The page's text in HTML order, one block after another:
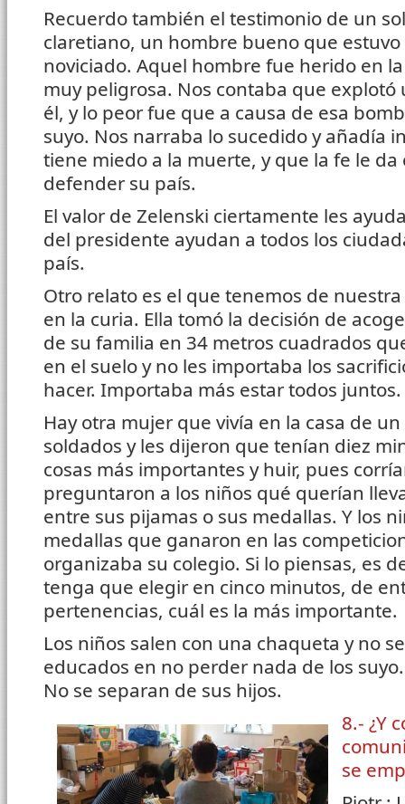
Recuerdo también el testimonio de un
claretiano, un hombre bueno que
noviciado. Aquel hombre fue herido en
muy peligrosa. Nos contaba que
él, y lo peor fue que a causa de esa
suyo. Nos narraba lo sucedido y añadía
tiene miedo a la muerte, y que la fe le
defender su país.
El valor de Zelenski ciertamente les
del presidente ayudan a todos los
país.
Otro relato es el que tenemos de
en la curia. Ella tomó la decisión de
de su familia en 34 metros cuadrados
en el suelo y no les importaba los
hacer. Importaba más estar todos juntos.
Hay otra mujer que vivía en la casa de
soldados y les dijeron que tenían diez
cosas más importantes y huir, pues
preguntaron a los niños qué querían
entre sus pijamas o sus medallas. Y los
medallas que ganaron en las
organizaba su colegio. Si lo piensas, es
tenga que elegir en cinco minutos, de
pertenencias, cuál es la más importante.
Los niños salen con una chaqueta y no
educados en no perder nada de los
No se separan de sus hijos.
8.- ¿Y
se